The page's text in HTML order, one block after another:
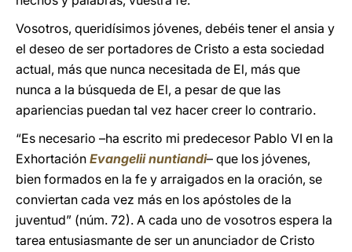
Vosotros, queridísimos jóvenes, debéis tener el ansia y
el deseo de ser portadores de Cristo a esta sociedad
actual, más que nunca necesitada de El, más que
nunca a la búsqueda de El, a pesar de que las
apariencias puedan tal vez hacer creer lo contrario.
“Es necesario –ha escrito mi predecesor Pablo VI en la
Exhortación Evangelii nuntiandi– que los jóvenes,
bien formados en la fe y arraigados en la oración, se
conviertan cada vez más en los apóstoles de la
juventud” (núm. 72). A cada uno de vosotros espera la
tarea entusiasmante de ser un anunciador de Cristo